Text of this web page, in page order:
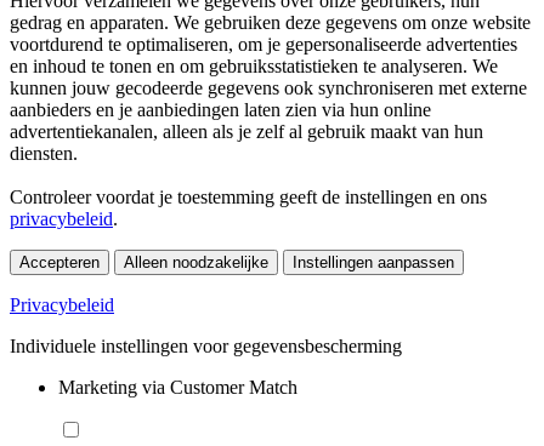
gedrag en apparaten. We gebruiken deze gegevens om onze website
voortdurend te optimaliseren, om je gepersonaliseerde advertenties
en inhoud te tonen en om gebruiksstatistieken te analyseren. We
kunnen jouw gecodeerde gegevens ook synchroniseren met externe
aanbieders en je aanbiedingen laten zien via hun online
advertentiekanalen, alleen als je zelf al gebruik maakt van hun
diensten.
Controleer voordat je toestemming geeft de instellingen en ons
privacybeleid.
Accepteren Alleen noodzakelijke Instellingen aanpassen
Privacybeleid
Individuele instellingen voor gegevensbescherming
Marketing via Customer Match